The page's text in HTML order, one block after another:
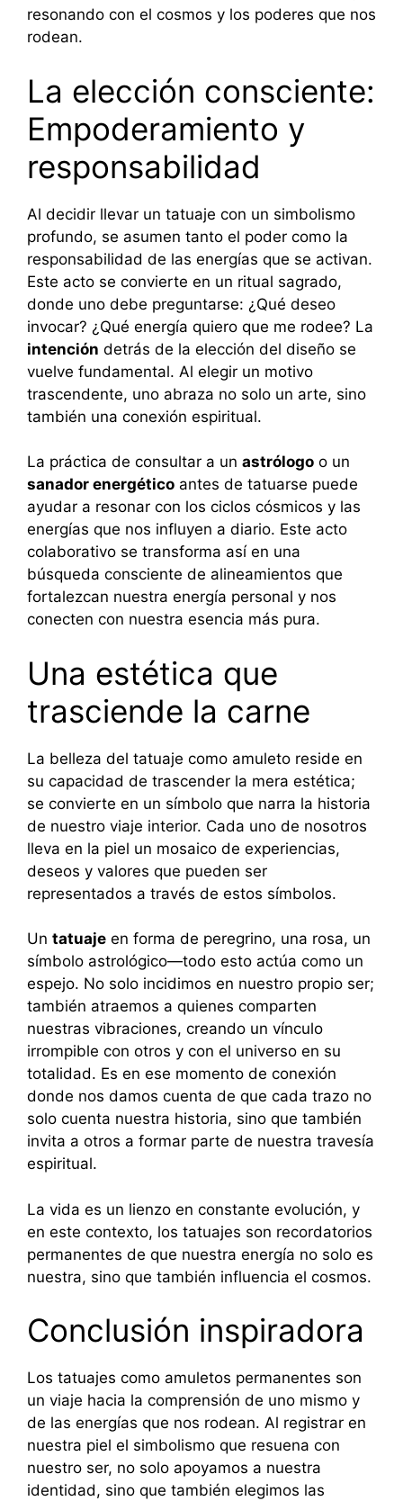
resonando con el cosmos y los poderes que nos
rodean.
La elección consciente:
Empoderamiento y
responsabilidad
Al decidir llevar un tatuaje con un simbolismo
profundo, se asumen tanto el poder como la
responsabilidad de las energías que se activan.
Este acto se convierte en un ritual sagrado,
donde uno debe preguntarse: ¿Qué deseo
invocar? ¿Qué energía quiero que me rodee? La
intención detrás de la elección del diseño se
vuelve fundamental. Al elegir un motivo
trascendente, uno abraza no solo un arte, sino
también una conexión espiritual.
La práctica de consultar a un astrólogo o un
sanador energético antes de tatuarse puede
ayudar a resonar con los ciclos cósmicos y las
energías que nos influyen a diario. Este acto
colaborativo se transforma así en una
búsqueda consciente de alineamientos que
fortalezcan nuestra energía personal y nos
conecten con nuestra esencia más pura.
Una estética que
trasciende la carne
La belleza del tatuaje como amuleto reside en
su capacidad de trascender la mera estética;
se convierte en un símbolo que narra la historia
de nuestro viaje interior. Cada uno de nosotros
lleva en la piel un mosaico de experiencias,
deseos y valores que pueden ser
representados a través de estos símbolos.
Un tatuaje en forma de peregrino, una rosa, un
símbolo astrológico—todo esto actúa como un
espejo. No solo incidimos en nuestro propio ser;
también atraemos a quienes comparten
nuestras vibraciones, creando un vínculo
irrompible con otros y con el universo en su
totalidad. Es en ese momento de conexión
donde nos damos cuenta de que cada trazo no
solo cuenta nuestra historia, sino que también
invita a otros a formar parte de nuestra travesía
espiritual.
La vida es un lienzo en constante evolución, y
en este contexto, los tatuajes son recordatorios
permanentes de que nuestra energía no solo es
nuestra, sino que también influencia el cosmos.
Conclusión inspiradora
Los tatuajes como amuletos permanentes son
un viaje hacia la comprensión de uno mismo y
de las energías que nos rodean. Al registrar en
nuestra piel el simbolismo que resuena con
nuestro ser, no solo apoyamos a nuestra
identidad, sino que también elegimos las